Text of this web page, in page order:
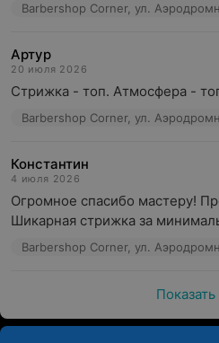
Barbershop Corner, ул.
Артур
20 июля 2026
Стрижка - топ. Атмосфера -
Barbershop Corner, ул.
Константин
4 июля 2026
Огромное спасибо мастеру!
Шикарная стрижка за
Barbershop Corner, ул.